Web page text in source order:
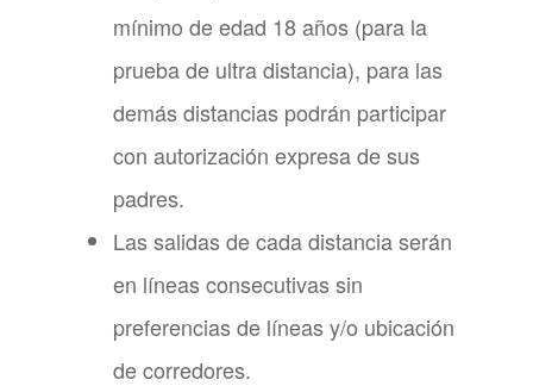
mínimo de edad 18 años (para la
prueba de ultra distancia), para las
demás distancias podrán participar
con autorización expresa de sus
padres.
Las salidas de cada distancia serán
en líneas consecutivas sin
preferencias de líneas y/o ubicación
de corredores.